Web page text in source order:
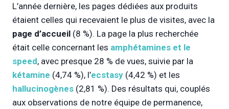
L’année dernière, les pages dédiées aux produits
étaient celles qui recevaient le plus de visites, avec la
page d’accueil (8 %). La page la plus recherchée
était celle concernant les amphétamines et le
speed, avec presque 28 % de vues, suivie par la
kétamine (4,74 %), l’ecstasy (4,42 %) et les
hallucinogènes (2,81 %). Des résultats qui, couplés
aux observations de notre équipe de permanence,